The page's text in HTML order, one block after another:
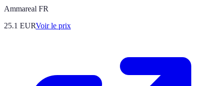
Ammareal FR
25.1 EURVoir le prix